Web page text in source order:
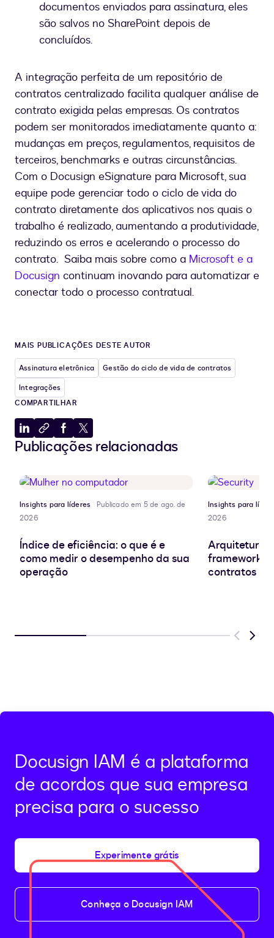
documentos enviados para assinatura, eles
são salvos no SharePoint depois de
concluídos.
A integração perfeita de um repositório de
contratos centralizado facilita qualquer análise de
contrato exigida pelas empresas. Os contratos
podem ser monitorados imediatamente quanto a:
mudanças em preços, regulamentos, requisitos de
terceiros, benchmarks e outras circunstâncias.
Com o Docusign eSignature para Microsoft, sua
equipe pode gerenciar todo o ciclo de vida do
contrato diretamente dos aplicativos nos quais o
trabalho é realizado, aumentando a produtividade,
reduzindo os erros e acelerando o processo do
contrato. Saiba mais sobre como a Microsoft e a
Docusign continuam inovando para automatizar e
conectar todo o processo contratual.
MAIS PUBLICAÇÕES DESTE AUTOR
Assinatura eletrônica
Gestão do ciclo de vida de contratos
Integrações
COMPARTILHAR
Compartilhar
no
Copiar
para
de
transferência
Compartilhar
no
Compartilhar
no
Publicações relacionadas
Insights para líderes
Publicado em 5 de ago. de
2026
Índice de eficiência: o que é e
como medir o desempenho da sua
operação
Insights para
2026
Arquitetura
frameworks
contratos
Previous
Next
Docusign IAM é a plataforma
de acordos que sua empresa
precisa para o sucesso
Experimente grátis
Conheça o Docusign IAM